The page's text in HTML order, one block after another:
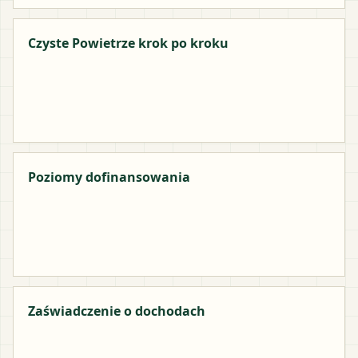
Czyste Powietrze krok po kroku
Poziomy dofinansowania
Zaświadczenie o dochodach